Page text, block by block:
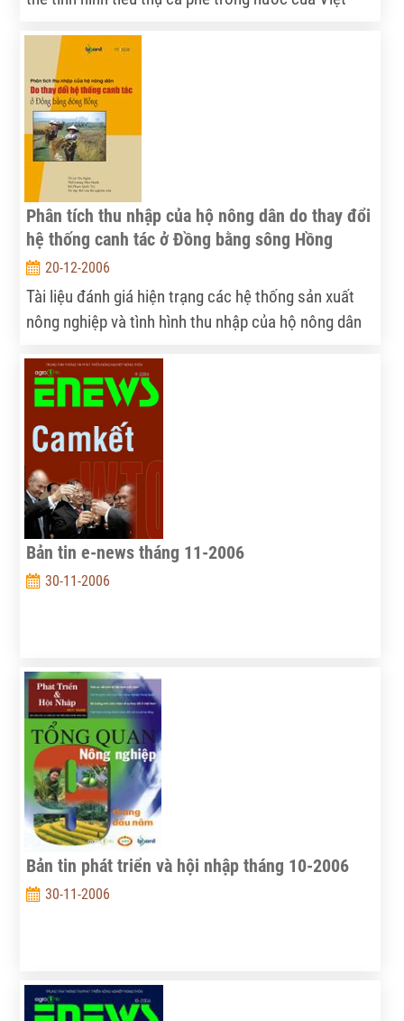
Việt Nam, xu thế tiêu thụ, khó khăn trong quá trình
khuyến khích tiêu thụ cà phê ...
Phân tích thu nhập của hộ nông dân do thay đổi
hệ thống canh tác ở Đồng bằng sông Hồng
20-12-2006
Tài liệu đánh giá hiện trạng các hệ thống sản xuất
nông nghiệp và tình hình thu nhập của hộ nông dân
đồng thời cũng chỉ ra được những yếu tố ảnh hưởng
đến thu nhập của họ
Bản tin e-news tháng 11-2006
30-11-2006
Bản tin phát triển và hội nhập tháng 10-2006
30-11-2006